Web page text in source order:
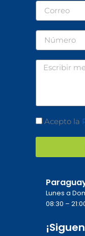
Correo
Número
Mensaje
Aceptación
Acepto la
Lunes a
08:30 –